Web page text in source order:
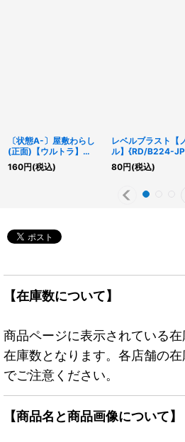
〔状態A-〕屋敷わらし
(正面)【ウルトラ】
{RC03-JP012}《モンス
ター》
160円(税込)
レベルブラスト【
ル】{RD/B224-
《RD魔法》
80円(税込)
【在庫数について】
商品ページに表示されている
在庫数となります。各店舗の
でご注意ください。
【商品名と商品画像について】